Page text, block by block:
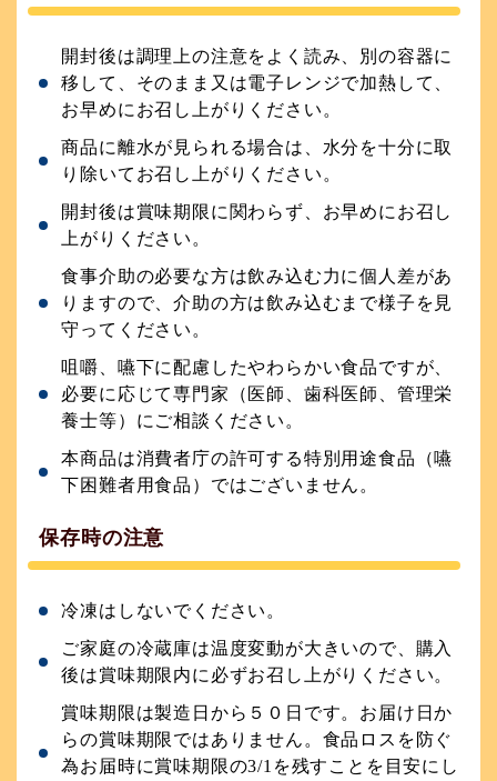
開封後は調理上の注意をよく読み、別の容器に
移して、そのまま又は電子レンジで加熱して、
お早めにお召し上がりください。
商品に離水が見られる場合は、水分を十分に取
り除いてお召し上がりください。
開封後は賞味期限に関わらず、お早めにお召し
上がりください。
食事介助の必要な方は飲み込む力に個人差があ
りますので、介助の方は飲み込むまで様子を見
守ってください。
咀嚼、嚥下に配慮したやわらかい食品ですが、
必要に応じて専門家（医師、歯科医師、管理栄
養士等）にご相談ください。
本商品は消費者庁の許可する特別用途食品（嚥
下困難者用食品）ではございません。
保存時の注意
冷凍はしないでください。
ご家庭の冷蔵庫は温度変動が大きいので、購入
後は賞味期限内に必ずお召し上がりください。
賞味期限は製造日から５０日です。お届け日か
らの賞味期限ではありません。食品ロスを防ぐ
為お届時に賞味期限の3/1を残すことを目安にし